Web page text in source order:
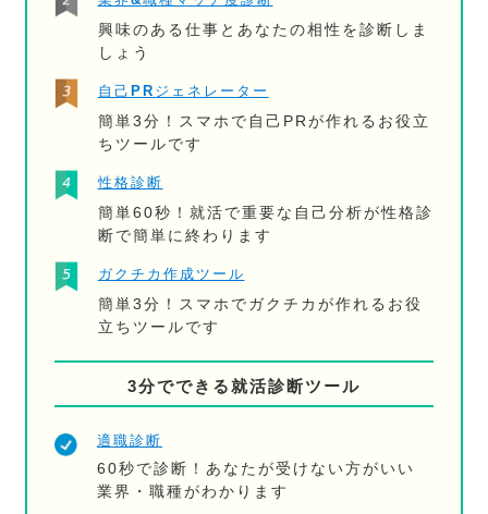
興味のある仕事とあなたの相性を診断しま
しょう
自己PRジェネレーター
簡単3分！スマホで自己PRが作れるお役立
ちツールです
性格診断
簡単60秒！就活で重要な自己分析が性格診
断で簡単に終わります
ガクチカ作成ツール
簡単3分！スマホでガクチカが作れるお役
立ちツールです
3分でできる就活診断ツール
適職診断
60秒で診断！あなたが受けない方がいい
業界・職種がわかります